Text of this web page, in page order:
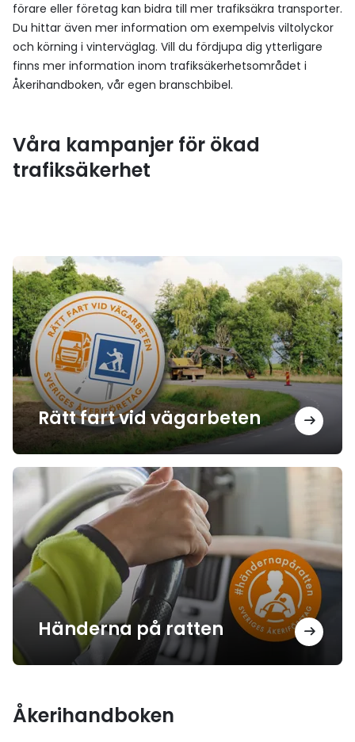
förare eller företag kan bidra till mer trafiksäkra transporter.
Du hittar även mer information om exempelvis viltolyckor
och körning i vinterväglag. Vill du fördjupa dig ytterligare
finns mer information inom trafiksäkerhetsområdet i
Åkerihandboken, vår egen branschbibel.
Våra kampanjer för ökad
trafiksäkerhet
Rätt fart vid vägarbeten
Händerna på ratten
Åkerihandboken